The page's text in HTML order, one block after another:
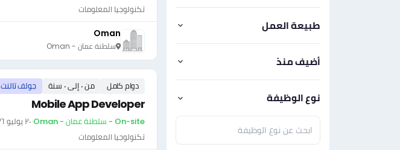
طبيعة العمل
أضيف منذ
نوع الوظيفة
تكنولوجيا المعلومات
Oman
سلطنة عمان - Oman
دوام كامل من ٠ إلى ٠ سنة جولف تالنت
Mobile App Developer
On-site - سلطنة عمان - Oman ·٢٠ يوليو ٢٠٢٦
تكنولوجيا المعلومات